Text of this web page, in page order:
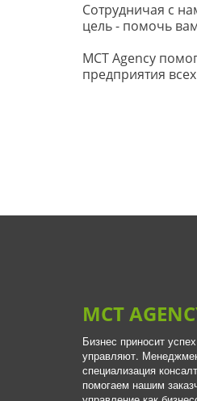
Сотрудничая с
цель - помочь
MCT Agency
предприятия
MCT
Бизнес приносит
управляют.
специализация
помогаем нашим